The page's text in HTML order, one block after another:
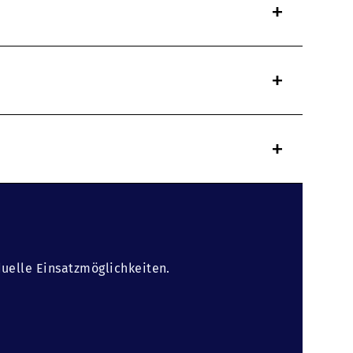
+
+
+
Einsatzmöglichkeiten.